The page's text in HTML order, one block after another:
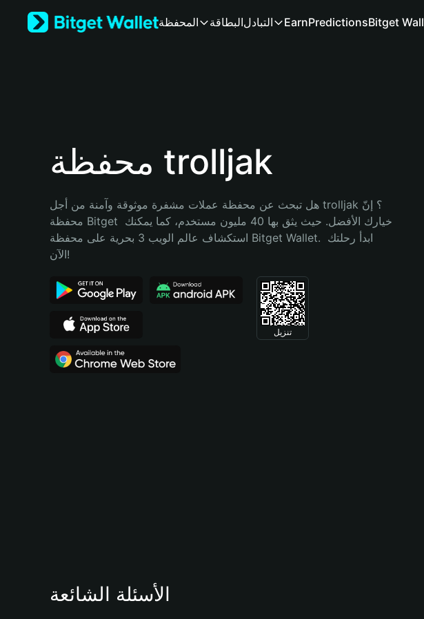
Bahasa Indonesia
Português (Brasil)
المحفظة البطاقةالتبادل EarnPredictionsBitget
محفظة trolljak
هل تبحث عن محفظة عملات مشفرة موثوقة وآمنة من أجل trolljak؟ إنّ
محفظة Bitget خيارك الأفضل. حيث يثق بها 40 مليون مستخدم، كما يمكنك
استكشاف عالم الويب 3 بحرية على محفظة Bitget Wallet. ابدأ رحلتك
الآن!
تنزيل
الأسئلة الشائعة